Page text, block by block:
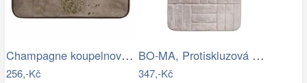
Champagne koupelnová předložka se…
256,-Kč
BO-MA, Protiskluzová koupelnová…
347,-Kč